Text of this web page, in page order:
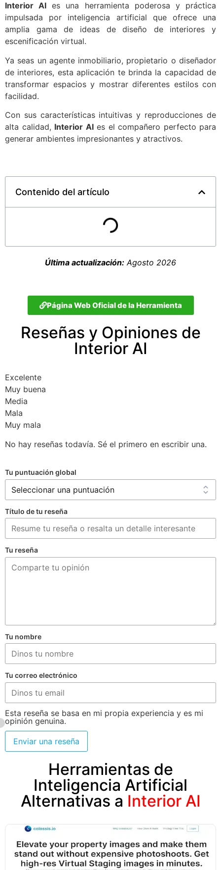
Interior AI es una herramienta poderosa y práctica
impulsada por inteligencia artificial que ofrece una
amplia gama de ideas de diseño de interiores y
escenificación virtual.
Ya seas un agente inmobiliario, propietario o diseñador
de interiores, esta aplicación te brinda la capacidad de
transformar espacios y mostrar diferentes estilos con
facilidad.
Con sus características intuitivas y reproducciones de
alta calidad, Interior AIes el compañero perfecto para
generar ambientes impresionantes y atractivos.
Contenido del artículo
Última actualización: Agosto 2026
Página Web Oficial de la Herramienta
Reseñas y Opiniones de
Interior AI
Excelente
Muy buena
Media
Mala
Muy mala
No hay reseñas todavía. Sé el primero en escribir una.
Tu puntuación global
Título de tu reseña
Tu reseña
Tu nombre
Tu correo electrónico
Esta reseña se basa en mi propia experiencia y es mi
opinión genuina.
Enviar una reseña
Herramientas de
Inteligencia Artificial
Alternativas a Interior AI